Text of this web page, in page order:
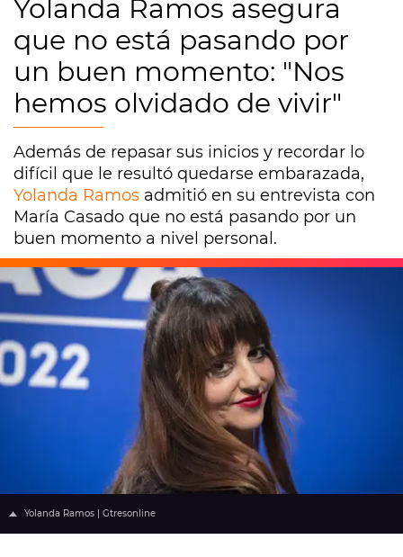
Yolanda Ramos asegura
que no está pasando por
un buen momento: "Nos
hemos olvidado de vivir"
Además de repasar sus inicios y recordar lo
difícil que le resultó quedarse embarazada,
Yolanda Ramos admitió en su entrevista con
María Casado que no está pasando por un
buen momento a nivel personal.
Yolanda Ramos | Gtresonline